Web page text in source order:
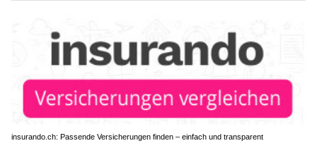
insurando.ch: Passende Versicherungen finden – einfach und transparent